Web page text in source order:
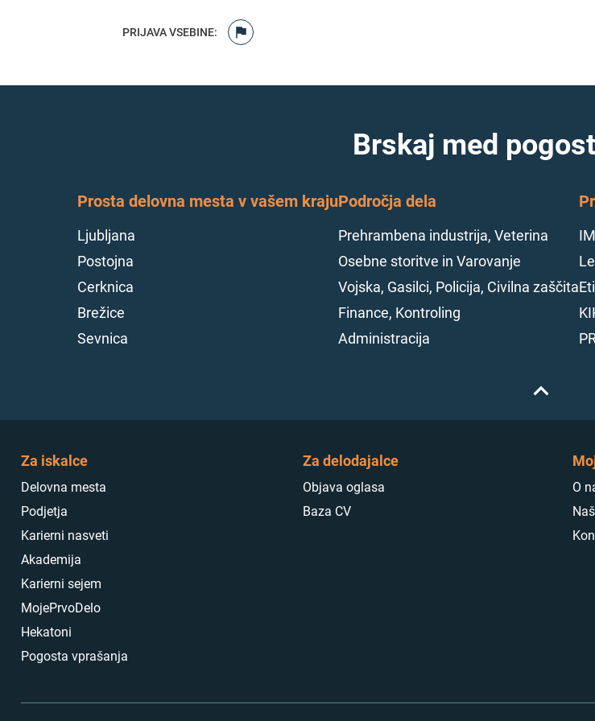
PRIJAVA VSEBINE:
Brskaj med
Prosta delovna mesta v vašem kraju
Ljubljana
Postojna
Cerknica
Brežice
Sevnica
Področja dela
Prehrambena industrija, Veterina
Osebne storitve in Varovanje
Vojska, Gasilci, Policija, Civilna zaščita
Finance, Kontroling
Administracija
Za iskalce
Delovna mesta
Podjetja
Karierni nasveti
Akademija
Karierni sejem
MojePrvoDelo
Hekatoni
Pogosta vprašanja
Za delodajalce
Objava oglasa
Baza CV
O